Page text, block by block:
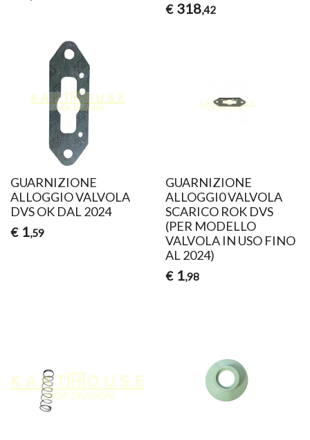
€ 318,42
GUARNIZIONE
ALLOGGIO VALVOLA
DVS OK DAL 2024
€ 1,59
GUARNIZIONE
ALLOGGI0 VALVOLA
SCARICO ROK DVS
(PER MODELLO
VALVOLA IN USO FINO
AL 2024)
€ 1,98